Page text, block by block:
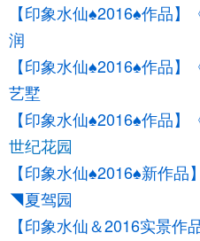
【印象水仙♠2016♠作品
润
【印象水仙♠2016♠作品
艺墅
【印象水仙♠2016♠作品
世纪花园
【印象水仙♠2016♠新作品
◥夏驾园
【印象水仙＆2016实景